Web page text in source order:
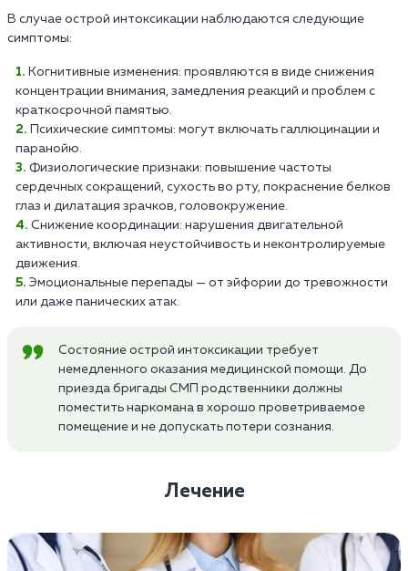
В случае острой интоксикации наблюдаются следующие
симптомы:
Когнитивные изменения: проявляются в виде снижения
концентрации внимания, замедления реакций и проблем с
краткосрочной памятью.
Психические симптомы: могут включать галлюцинации и
паранойю.
Физиологические признаки: повышение частоты
сердечных сокращений, сухость во рту, покраснение белков
глаз и дилатация зрачков, головокружение.
Снижение координации: нарушения двигательной
активности, включая неустойчивость и неконтролируемые
движения.
Эмоциональные перепады — от эйфории до тревожности
или даже панических атак.
Состояние острой интоксикации требует
немедленного оказания медицинской помощи. До
приезда бригады СМП родственники должны
поместить наркомана в хорошо проветриваемое
помещение и не допускать потери сознания.
Лечение